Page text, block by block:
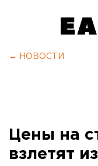
← НОВОСТИ
Цены на
взлетят